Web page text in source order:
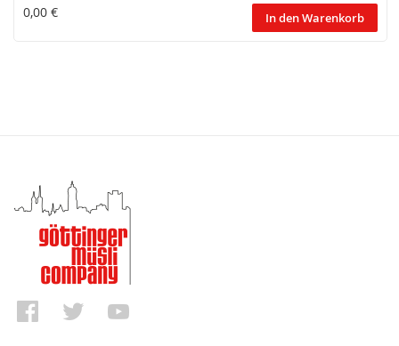
0,00 €
In den Warenkorb